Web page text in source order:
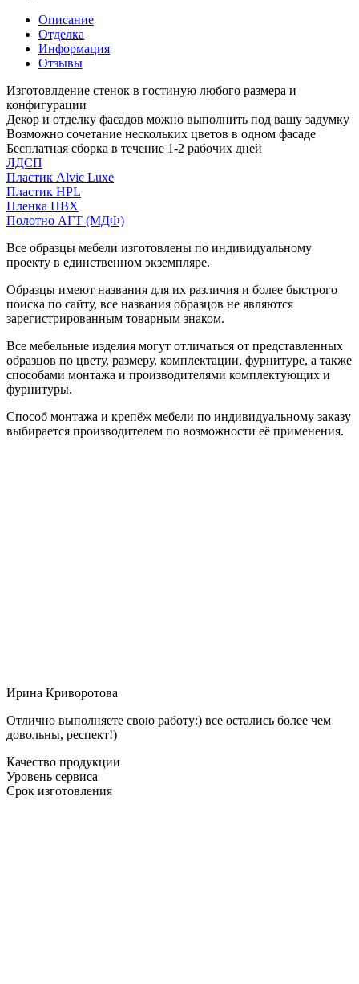
Описание
Отделка
Информация
Отзывы
Изготовлдение стенок в гостиную любого размера и
конфигурации
Декор и отделку фасадов можно выполнить под вашу задумку
Возможно сочетание нескольких цветов в одном фасаде
Бесплатная сборка в течение 1-2 рабочих дней
ЛДСП
Пластик Alvic Luxe
Пластик HPL
Пленка ПВХ
Полотно АГТ (МДФ)
Все образцы мебели изготовлены по индивидуальному
проекту в единственном экземпляре.
Образцы имеют названия для их различия и более быстрого
поиска по сайту, все названия образцов не являются
зарегистрированным товарным знаком.
Все мебельные изделия могут отличаться от представленных
образцов по цвету, размеру, комплектации, фурнитуре, а также
способами монтажа и производителями комплектующих и
фурнитуры.
Способ монтажа и крепёж мебели по индивидуальному заказу
выбирается производителем по возможности её применения.
Ирина Криворотова
Отлично выполняете свою работу:) все остались более чем
довольны, респект!)
Качество продукции
Уровень сервиса
Срок изготовления